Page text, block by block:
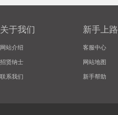
关于我们
网站介绍
招贤纳士
联系我们
新手上路
客服中心
网站地图
新手帮助